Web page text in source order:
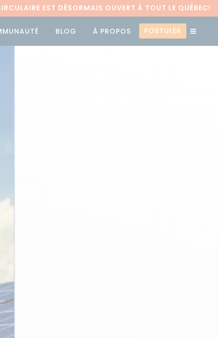
EST DÉSORMAIS OUVERT À TOUT LE QUÉBEC!
BLOG À PROPOS POSTULER